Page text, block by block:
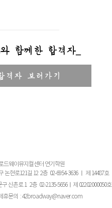
함께한 합격자_
격자 보러가기
드웨이뮤지컬센터 연기학원
논현로121길 12 2층 02-6954-3636 ㅣ 제 14487호
신촌로 1 2층 02-2135-5656ㅣ제 02202000050호
휴문의 : 42broadway@naver.com